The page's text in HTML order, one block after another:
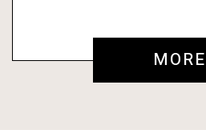
MORE